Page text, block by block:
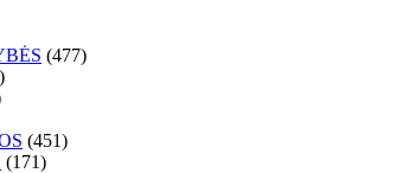
(477)
(451)
(171)